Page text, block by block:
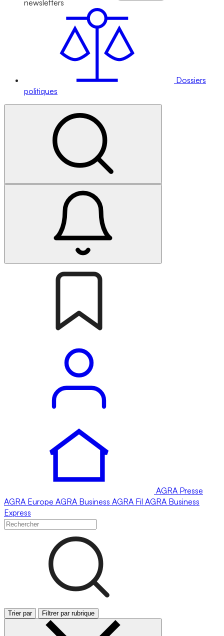
newsletters
Dossiers
politiques
AGRA Presse
AGRA Europe AGRA Business AGRA Fil AGRA Business
Express
Trier par Filtrer par rubrique